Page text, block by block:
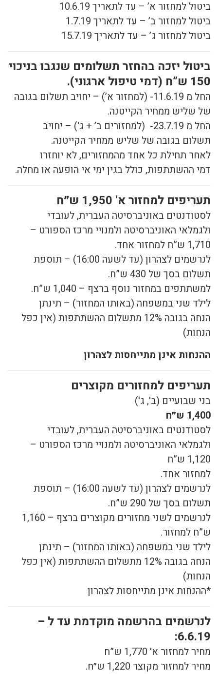
ביטול למחזור א’ – עד לתאריך 10.6.19
ביטול למחזור ב’ – עד לתאריך 1.7.19
ביטול למחזור ג’ – עד לתאריך 15.7.19
ביטול יזכה בהחזר תשלומים שנגבו בניכוי
150 ש”ח (דמי טיפול ארגוני).
החל מ 11.6.19- (למחזור א’) – יחויב תשלום בגובה
של שליש ממחיר הקייטנה.
החל מ 23.7.19- (למחזורים ב’ + ג') – יחויב
תשלום בגובה של שליש ממחיר הקייטנה.
לאחר תחילת כל אחד מהמחזורים, לא יוחזרו
דמי ההשתתפות, כולל בגין ימי אי הופעה או מחלה.
תעריפים למחזור א' 1,950 ש״ח
לסטודנטים באוניברסיטה העברית, לעובדי
ולגמלאי האוניברסיטה ולמנויי מרכז הספורט –
1,710 ש”ח למחזור אחד.
לנרשמים לצהרון (עד לשעה 16:00) – תוספת
תשלום בסך של 430 ש”ח.
למשתתפים במחזור נוסף ברצף – 1,040 ש”ח.
לילד שני במשפחה (באותו המחזור) – תינתן
הנחה בגובה 12% מתשלום ההשתתפות (אין כפל
הנחות)
ההנחות אינן מתייחסות לצהרון
תעריפים למחזורים מקוצרים
בני שבועיים (ב', ג')
1,400 ש״ח
לסטודנטים באוניברסיטה העברית, לעובדי
ולגמלאי האוניברסיטה ולמנויי מרכז הספורט –
1,120 ש”ח
למחזור אחד.
לנרשמים לצהרון (עד לשעה 16:00) – תוספת
תשלום בסך של 290 ש”ח.
לנרשמים לשני מחזורים מקוצרים ברצף – 1,160
ש”ח למחזור.
לילד שני במשפחה (באותו המחזור) – תינתן
הנחה בגובה 12% מתשלום ההשתתפות (אין כפל
הנחות)
*ההנחות אינן מתייחסות לצהרון
לנרשמים בהרשמה מוקדמת עד ל –
6.6.19:
מחיר למחזור א' 1,770 ש”ח
מחיר למחזור מקוצר 1,220 ש״ח.